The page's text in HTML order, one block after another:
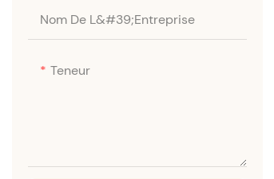
Nom De L&#39;entreprise
Teneur